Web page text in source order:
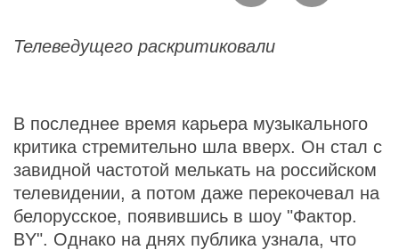
Телеведущего раскритиковали
В последнее время карьера музыкального
критика стремительно шла вверх. Он стал с
завидной частотой мелькать на российском
телевидении, а потом даже перекочевал на
белорусское, появившись в шоу "Фактор.
BY". Однако на днях публика узнала, что